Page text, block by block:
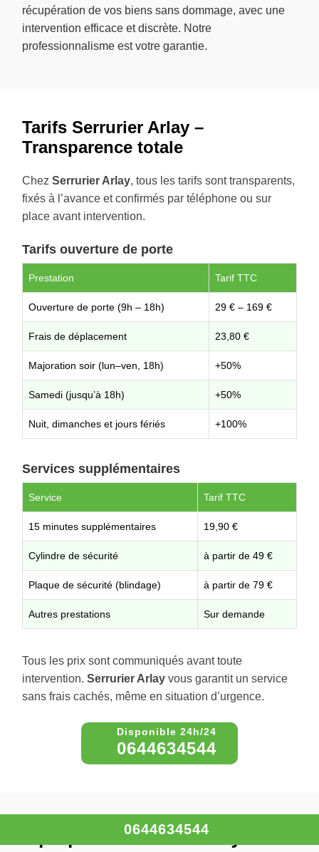
récupération de vos biens sans dommage, avec une
intervention efficace et discrète. Notre
professionnalisme est votre garantie.
Tarifs Serrurier Arlay –
Transparence totale
Chez Serrurier Arlay, tous les tarifs sont transparents,
fixés à l’avance et confirmés par téléphone ou sur
place avant intervention.
Tarifs ouverture de porte
Prestation Tarif TTC
Ouverture de porte (9h – 18h) 29 € – 169 €
Frais de déplacement 23,80 €
Majoration soir (lun–ven, 18h) +50%
Samedi (jusqu’à 18h) +50%
Nuit, dimanches et jours fériés +100%
Services supplémentaires
Service Tarif TTC
15 minutes supplémentaires 19,90 €
Cylindre de sécurité à partir de 49 €
Plaque de sécurité (blindage) à partir de 79 €
Autres prestations Sur demande
Tous les prix sont communiqués avant toute
intervention. Serrurier Arlay vous garantit un service
sans frais cachés, même en situation d’urgence.
0644634544
À propos – Serrurier Arlay
0644634544